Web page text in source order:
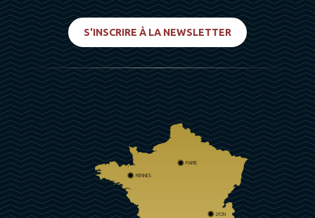
S'INSCRIRE À LA NEWSLETTER
PARIS
RENNES
LYON